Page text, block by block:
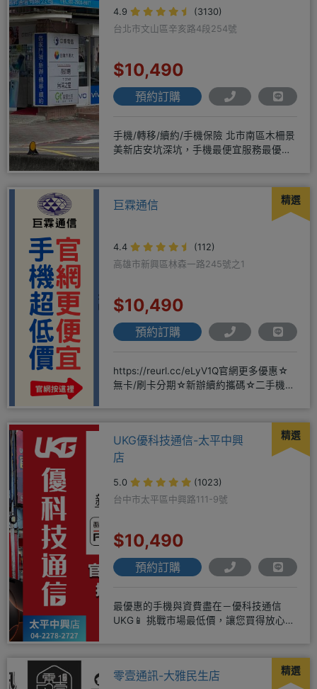
4.9
(3130)
台北市文山區辛亥路4段254號
$10,490
預約訂購
手機/轉移/續約/手機保險 北市南區木柵景
美新店安坑深坑，手機最便宜服務最優
精選
巨霖通信
4.4
(112)
高雄市新興區林森一路245號之1
$10,490
預約訂購
https://reurl.cc/eLyV1Q官網更多優惠☆
無卡/刷卡分期☆新辦續約攜碼☆二手機買
精選
UKG優科技通信-太平中興
店
5.0
(1023)
台中市太平區中興路111-9號
$10,490
預約訂購
最優惠的手機與資費盡在－優科技通信
UKG📱 挑戰市場最低價，讓您買得放心又
精選
零壹通訊-大雅民生店